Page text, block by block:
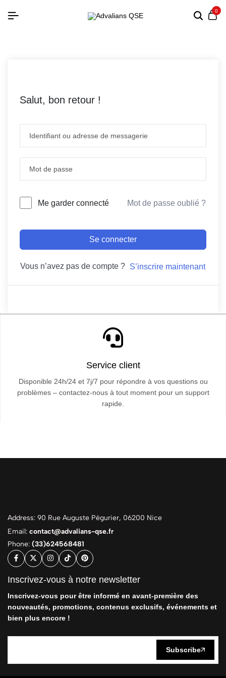
0
Salut, bon retour !
Me garder connecté Mot de passe oublié ?
Se connecter
Vous n’avez pas de compte ? S’inscrire maintenant
Service client
Disponible 24h/24 et 7j/7 pour répondre à vos questions ou
problèmes – contactez-nous à tout moment pour un support
rapide.
Address: 90 Rue Auguste Pégurier, 06200 Nice
Email: contact@advalians-qse.fr
Phone: (33)624568481
Inscrivez-vous à notre newsletter
Inscrivez-vous pour être informé en avant-première des
nouveautés, promotions, contenus exclusifs, événements et
bien plus encore !
Subscribe